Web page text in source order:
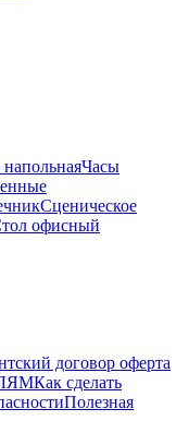
Часы
Сценическое
офисный
договор оферта
Как сделать
Полезная